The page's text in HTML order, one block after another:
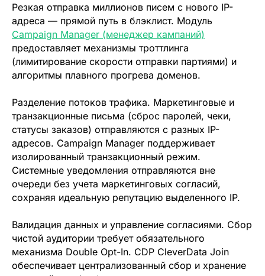
Резкая отправка миллионов писем с нового IP-
адреса — прямой путь в блэклист. Модуль
Campaign Manager (менеджер кампаний)
предоставляет механизмы троттлинга
(лимитирование скорости отправки партиями) и
алгоритмы плавного прогрева доменов.
Разделение потоков трафика. Маркетинговые и
транзакционные письма (сброс паролей, чеки,
статусы заказов) отправляются с разных IP-
адресов. Campaign Manager поддерживает
изолированный транзакционный режим.
Системные уведомления отправляются вне
очереди без учета маркетинговых согласий,
сохраняя идеальную репутацию выделенного IP.
Валидация данных и управление согласиями. Сбор
чистой аудитории требует обязательного
механизма Double Opt-In. CDP CleverData Join
обеспечивает централизованный сбор и хранение